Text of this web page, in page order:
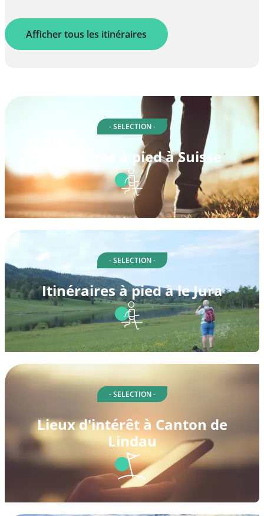
Afficher tous les itinéraires
- SELECTION -
Itinéraires à pied à Suisse
- SELECTION -
Itinéraires à pied à le Jura
- SELECTION -
Lieux d'intérêt à Canton de
Lindau